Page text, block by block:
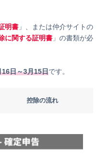
明書 」、または仲介サイトの
に関する証明書 」の書類が必
日～3月15日です。
控除の流れ